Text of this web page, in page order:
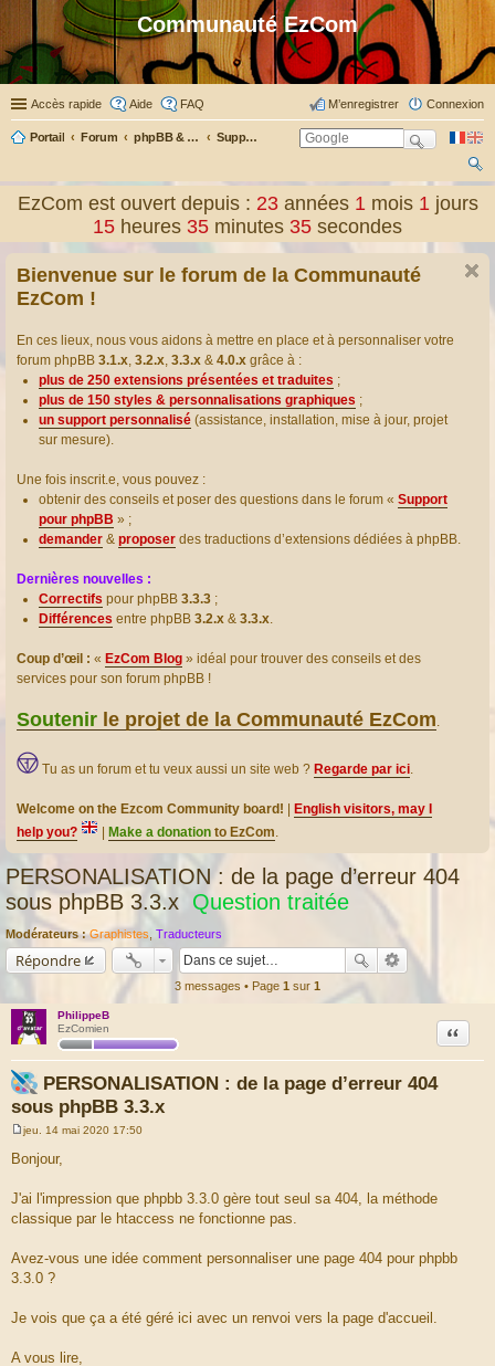
Communauté EzCom
Accès rapide Aide FAQ Connexion
M’enregistrer
Portail Forum phpBB & Co Support pour phpBB
ch
er
EzCom est ouvert depuis : 23 années1 mois1 jours
15 heures 35 minutes 35 secondes
Bienvenue sur le forum de la Communauté
EzCom !
En ces lieux, nous vous aidons à mettre en place et à personnaliser votre
forum phpBB 3.1.x, 3.2.x, 3.3.x & 4.0.x grâce à :
plus de 250 extensions présentées et traduites ;
plus de 150 styles & personnalisations graphiques ;
un support personnalisé (assistance, installation, mise à jour, projet
sur mesure).
Une fois inscrit.e, vous pouvez :
obtenir des conseils et poser des questions dans le forum « Support
pour phpBB » ;
demander & proposer des traductions d’extensions dédiées à phpBB.
Dernières nouvelles :
Correctifs pour phpBB 3.3.3 ;
Différences entre phpBB 3.2.x & 3.3.x.
Coup d’œil : « EzCom Blog » idéal pour trouver des conseils et des
services pour son forum phpBB !
Soutenir le projet de la Communauté EzCom.
Tu as un forum et tu veux aussi un site web ? Regarde par ici.
Welcome on the Ezcom Community board!
English visitors, may I
help you?
Make a donation to EzCom.
PERSONALISATION : de la page d’erreur 404
sous phpBB 3.3.x Question traitée
Modérateurs : Graphistes Traducteurs
Répondre
3 messages • Page 1 sur 1
PhilippeB
EzComien
PERSONALISATION : de la page d’erreur 404
sous phpBB 3.3.x
Citation
M
s
a
g
e
jeu. 14 mai 2020 17:50
Bonjour,
J'ai l'impression que phpbb 3.3.0 gère tout seul sa 404, la méthode
classique par le htaccess ne fonctionne pas.
Avez-vous une idée comment personnaliser une page 404 pour phpbb
3.3.0 ?
Je vois que ça a été géré ici avec un renvoi vers la page d'accueil.
A vous lire,